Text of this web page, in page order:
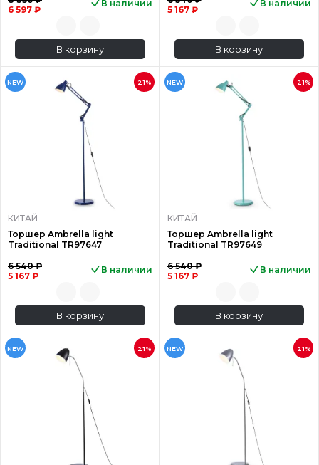
6 597 ₽
В наличии
В корзину
5 167 ₽
В наличии
В корзину
NEW 21%
КИТАЙ
Торшер Ambrella light
Traditional TR97647
6 540 ₽
5 167 ₽
В наличии
В корзину
NEW 21%
КИТАЙ
Торшер Ambrella light
Traditional TR97649
6 540 ₽
5 167 ₽
В наличии
В корзину
NEW 21% NEW 21%